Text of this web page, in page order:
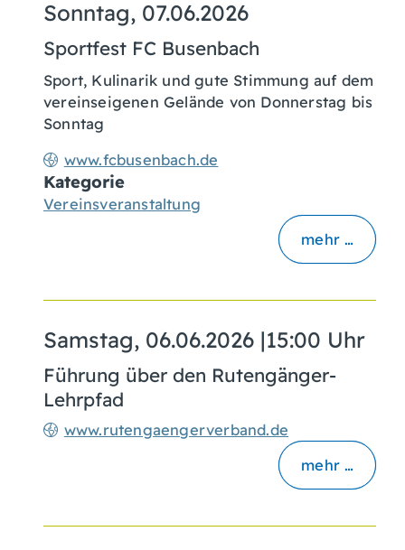
Sonntag, 07.06.2026
Sportfest FC Busenbach
www.fcbusenbach.de
Sport, Kulinarik und gute Stimmung auf dem
vereinseigenen Gelände von Donnerstag bis
Sonntag
Kategorie
Vereinsveranstaltung
mehr …
Samstag, 06.06.2026 |15:00 Uhr
Führung über den Rutengänger-
Lehrpfad
www.rutengaengerverband.de
mehr …